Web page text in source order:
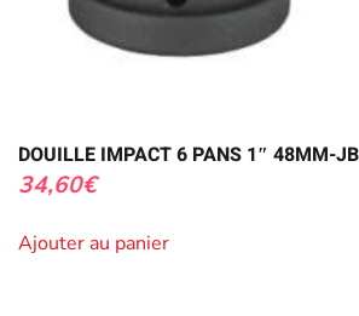
DOUILLE IMPACT 6 PANS 1″ 48MM-
34,60€
Ajouter au panier